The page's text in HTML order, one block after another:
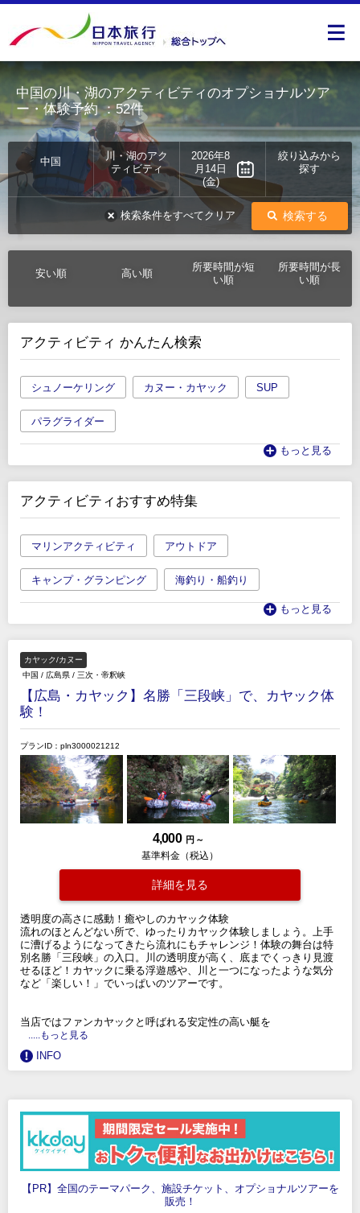
中国の川・湖のアクティビティのオプショナルツア
ー・体験予約：52件
中国
川・湖のアク
ティビティ
2026年8
月14日
(金)
絞り込みから
探す
検索する
検索条件をすべてクリア
安い順 高い順
所要時間が短
い順
所要時間が長
い順
アクティビティ かんたん検索
シュノーケリング カヌー・カヤック SUP
パラグライダー
もっと見る
アクティビティおすすめ特集
マリンアクティビティ アウトドア
キャンプ・グランピング 海釣り・船釣り
もっと見る
カヤック/カヌー
中国 / 広島県 / 三次・帝釈峡
【広島・カヤック】名勝「三段峡」で、カヤック体
験！
プランID：pln3000021212
4,000 円 ～
基準料金（税込）
詳細を見る
透明度の高さに感動！癒やしのカヤック体験
流れのほとんどない所で、ゆったりカヤック体験しましょう。上手
に漕げるようになってきたら流れにもチャレンジ！体験の舞台は特
別名勝「三段峡」の入口。川の透明度が高く、底までくっきり見渡
せるほど！カヤックに乗る浮遊感や、川と一つになったような気分
など「楽しい！」でいっぱいのツアーです。
当店ではファンカヤックと呼ばれる安定性の高い艇を
.....もっと見る
INFO
【PR】全国のテーマパーク、施設チケット、オプショナルツアーを
販売！